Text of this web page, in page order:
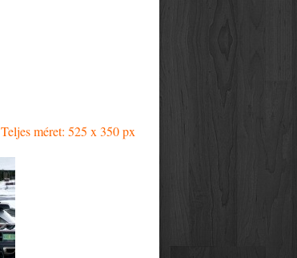
Teljes méret: 525 x 350 px